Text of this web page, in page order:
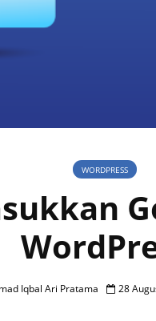
WORDPRESS
Iqbal Ari Pratama 28